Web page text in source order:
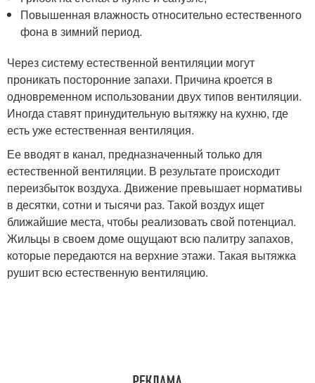
Повышенная влажность относительно естественного
фона в зимний период.
Через систему естественной вентиляции могут
проникать посторонние запахи. Причина кроется в
одновременном использовании двух типов вентиляции.
Иногда ставят принудительную вытяжку на кухню, где
есть уже естественная вентиляция.
Ее вводят в канал, предназначенный только для
естественной вентиляции. В результате происходит
переизбыток воздуха. Движение превышает нормативы
в десятки, сотни и тысячи раз. Такой воздух ищет
ближайшие места, чтобы реализовать свой потенциал.
Жильцы в своем доме ощущают всю палитру запахов,
которые передаются на верхние этажи. Такая вытяжка
рушит всю естественную вентиляцию.